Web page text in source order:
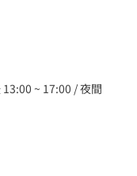
~ 17:00 / 夜間